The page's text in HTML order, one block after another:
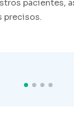
pacientes,
precisos.